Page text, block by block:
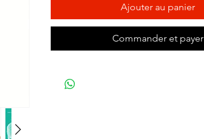
Ajouter au panier
Commander et payer